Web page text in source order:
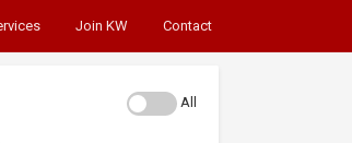
Join KW Contact
All